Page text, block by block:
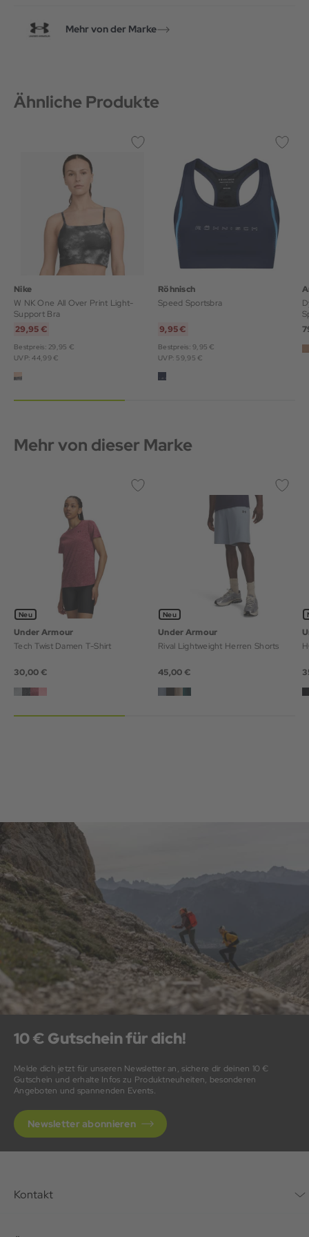
Mehr von der Marke
Ähnliche Produkte
Nike
W NK One All Over Print Light-
Support Bra
29,95 €
Bestpreis: 29,95 €
UVP: 44,99 €
Röhnisch
Speed Sportsbra
9,95 €
Bestpreis: 9,95 €
UVP: 59,95 €
Mehr von dieser Marke
Neu
Under Armour
Tech Twist Damen T-Shirt
30,00 €
Neu
Under Armour
Rival Lightweight Herren Shorts
45,00 €
10 € Gutschein für dich!
Melde dich jetzt für unseren Newsletter an, sichere dir deinen 10 €
Gutschein und erhalte Infos zu Produktneuheiten, besonderen
Angeboten und spannenden Events.
Newsletter abonnieren
Kontakt